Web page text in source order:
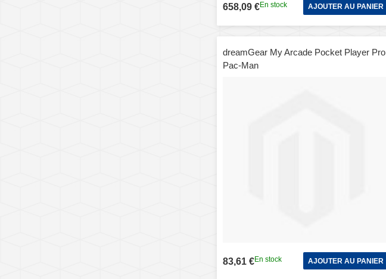
658,09 €En stock AJOUTER AU PANIER
dreamGear My Arcade Pocket Player Pro
Pac-Man
83,61 €En stock AJOUTER AU PANIER